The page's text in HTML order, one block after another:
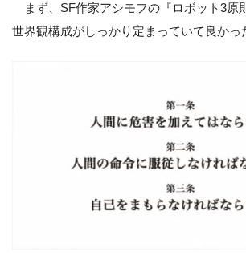
まず、SF作家アシモフの『ロボット3原
世界観構成がしっかり定まっていて良かっ